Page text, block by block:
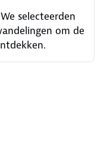
selecteerden
om de